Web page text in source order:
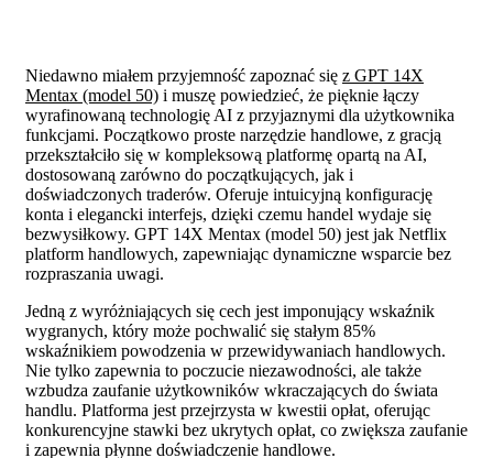
Niedawno miałem przyjemność zapoznać się z GPT 14X
Mentax (model 50) i muszę powiedzieć, że pięknie łączy
wyrafinowaną technologię AI z przyjaznymi dla użytkownika
funkcjami. Początkowo proste narzędzie handlowe, z gracją
przekształciło się w kompleksową platformę opartą na AI,
dostosowaną zarówno do początkujących, jak i
doświadczonych traderów. Oferuje intuicyjną konfigurację
konta i elegancki interfejs, dzięki czemu handel wydaje się
bezwysiłkowy. GPT 14X Mentax (model 50) jest jak Netflix
platform handlowych, zapewniając dynamiczne wsparcie bez
rozpraszania uwagi.
Jedną z wyróżniających się cech jest imponujący wskaźnik
wygranych, który może pochwalić się stałym 85%
wskaźnikiem powodzenia w przewidywaniach handlowych.
Nie tylko zapewnia to poczucie niezawodności, ale także
wzbudza zaufanie użytkowników wkraczających do świata
handlu. Platforma jest przejrzysta w kwestii opłat, oferując
konkurencyjne stawki bez ukrytych opłat, co zwiększa zaufanie
i zapewnia płynne doświadczenie handlowe.